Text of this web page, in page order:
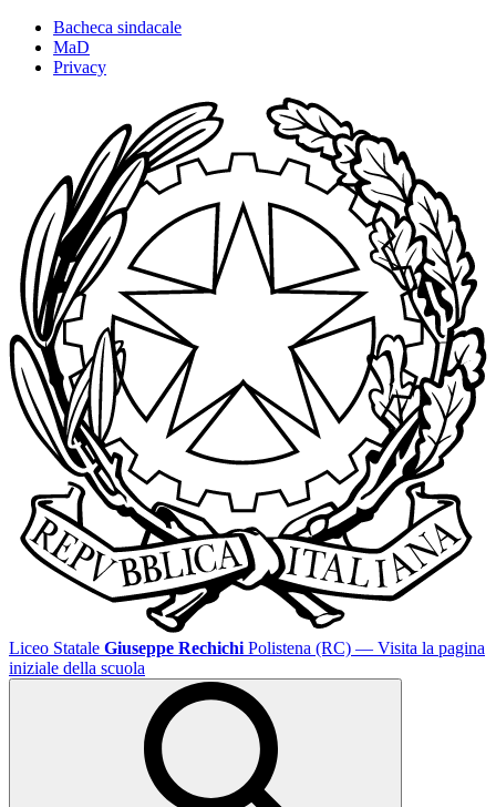
Bacheca sindacale
MaD
Privacy
Liceo Statale Giuseppe Rechichi Polistena (RC) — Visita la pagina
iniziale della scuola